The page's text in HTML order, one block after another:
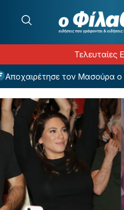
Τελευταίες
τον Μασούρα ο